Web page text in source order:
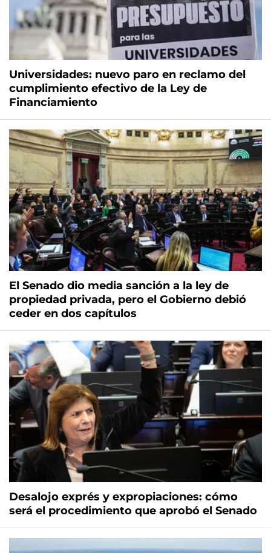
Universidades: nuevo paro en reclamo del
cumplimiento efectivo de la Ley de
Financiamiento
El Senado dio media sanción a la ley de
propiedad privada, pero el Gobierno debió
ceder en dos capítulos
Desalojo exprés y expropiaciones: cómo
será el procedimiento que aprobó el Senado